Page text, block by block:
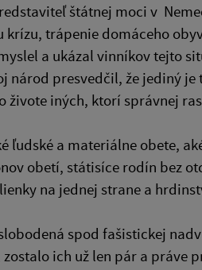
štátnej moci v
krízu, trápenie domáceho
a ukázal vinníkov tejto
národ presvedčil, že jediný
živote iných, ktorí správnej
ľudské a materiálne obete,
obetí, státisíce rodín bez
na jednej strane a
spod fašistickej
ich už len pár a